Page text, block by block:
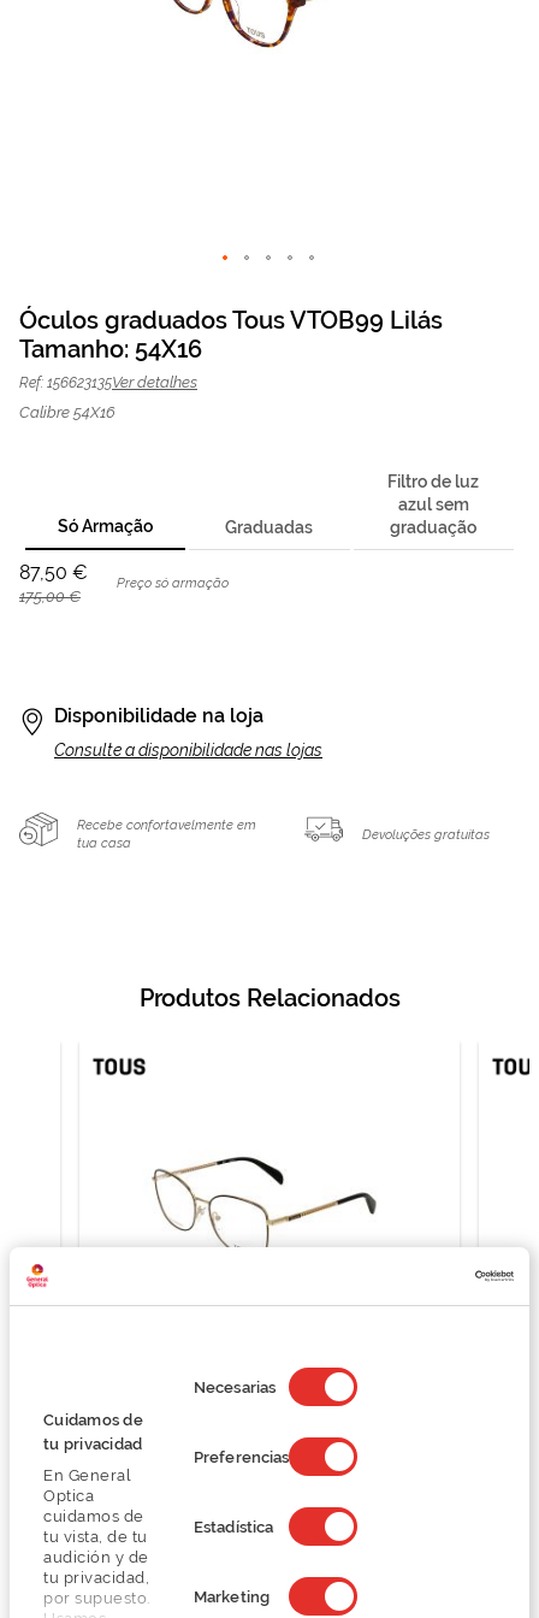
Cuidamos de
tu privacidad
En General
Optica
cuidamos de
tu vista, de tu
audición y de
tu privacidad,
por supuesto.
de
consentimiento
Necesarias
Preferencias
Estadística
Marketing
Óculos graduados Tous
VTOB99 Lilás | Mais
Optica
para
o
início
Galeria
de
Óculos graduados Tous VTOB99 Lilás
Tamanho: 54X16
Ref: 156623135Ver detalhes
Calibre 54X16
Só Armação
87,50 €
175,00 €
Preço só armação
Graduadas
Filtro de luz
azul sem
graduação
Disponibilidade na loja
Consulte a disponibilidade nas lojas
Recebe confortavelmente em
tua casa
Devoluções gratuitas
Produtos Relacionados
Tous VTO420
134,62 €